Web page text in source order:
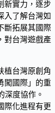
新實力，逐步
入了解台灣如
斷拓展其國際
對台灣遊戲產
植台灣原創角
闖國際」的重
深度協作。
際化進程有更